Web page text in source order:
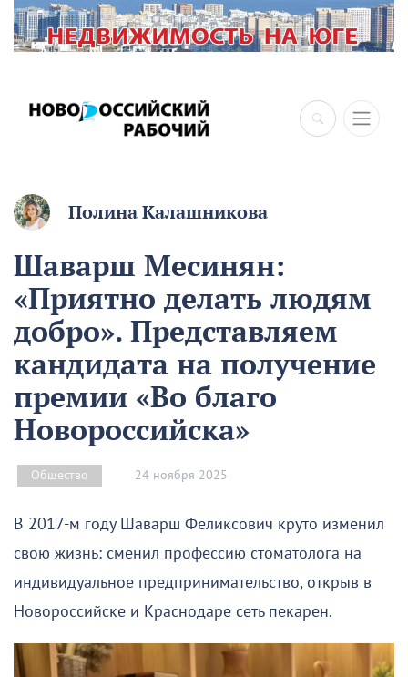
×
Полина Калашникова
Шаварш Месинян:
«Приятно делать людям
добро». Представляем
кандидата на получение
премии «Во благо
Новороссийска»
Общество 24 ноября 2025
В 2017-м году Шаварш Феликсович круто изменил
свою жизнь: сменил профессию стоматолога на
индивидуальное предпринимательство, открыв в
Новороссийске и Краснодаре сеть пекарен.